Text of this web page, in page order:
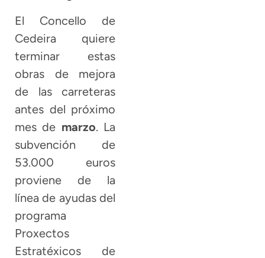
El Concello de
Cedeira quiere
terminar estas
obras de mejora
de las carreteras
antes del próximo
mes de marzo. La
subvención de
53.000 euros
proviene de la
línea de ayudas del
programa
Proxectos
Estratéxicos de